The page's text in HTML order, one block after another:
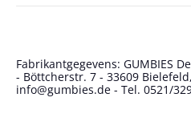
Fabrikantgegevens: GUMBIES
- Böttcherstr. 7 - 33609
info@gumbies.de - Tel. 0521/